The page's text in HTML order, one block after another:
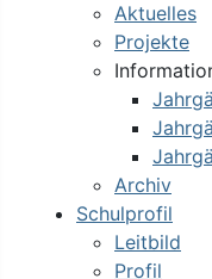
Aktuelles
Projekte
Archiv
Schulprofil
Leitbild
Profil